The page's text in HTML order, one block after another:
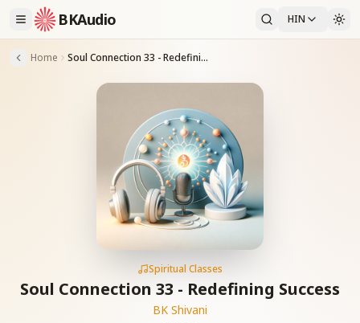
BKAudio HIN
Home Soul Connection 33 - Redefining Success
Spiritual Classes
Soul Connection 33 - Redefining Success
BK Shivani